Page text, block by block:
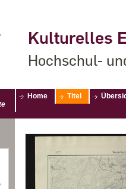
Kulturelles
Hochschul-
Home Titel